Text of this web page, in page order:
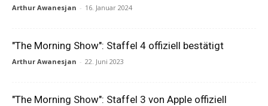
Arthur Awanesjan - 16. Januar 2024
"The Morning Show": Staffel 4 offiziell bestätigt
Arthur Awanesjan - 22. Juni 2023
"The Morning Show": Staffel 3 von Apple offiziell